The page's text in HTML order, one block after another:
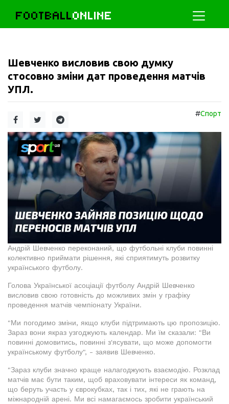
FOOTBALLONLINE
Шевченко висловив свою думку
стосовно зміни дат проведення матчів
УПЛ.
#Спорт
Андрій Шевченко переконаний, що футбольні клуби повинні
колективно приймати рішення, які сприятимуть розвитку
українського футболу.
Голова Української асоціації футболу Андрій Шевченко
висловив свою готовність до можливих змін у графіку
проведення матчів чемпіонату України.
"Ми погодимо зміни, якщо клуби підтримають цю пропозицію.
Зараз вони якраз узгоджують календар. Ми їм сказали: "Ви
повинні домовитись, повинні з'ясувати, що може допомогти
українському футболу", - заявив Шевченко.
"Зараз клуби значно краще налагоджують взаємодію. Розклад
матчів має бути таким, щоб враховувати інтереси як команд,
що беруть участь у єврокубках, так і тих, які не грають на
міжнародній арені. Ми всі намагаємось зробити український